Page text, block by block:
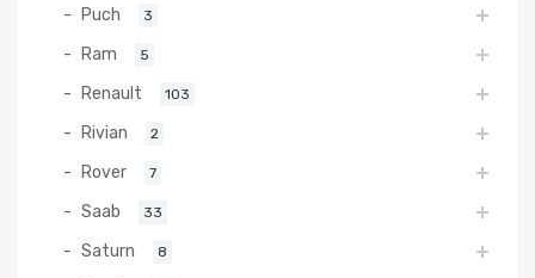
Puch 3
Ram 5
Renault 103
Rivian 2
Rover 7
Saab 33
Saturn 8